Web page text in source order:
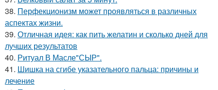
38. Перфекционизм может проявляться в различных
аспектах жизни.
39. Отличная идея: как пить желатин и сколько дней для
лучших результатов
40. Ритуал В Масле"СЫР".
41. Шишка на сгибе указательного пальца: причины и
лечение